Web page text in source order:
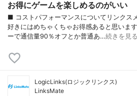
お得にゲームを楽しめるのがいい
■ コストパフォーマンスについてリンクス
好きにはめちゃくちゃお得感あると思いま
ーで通信量90％オフとか普通あ…続きを見る
LogicLinks(ロジックリンクス)
LinksMate